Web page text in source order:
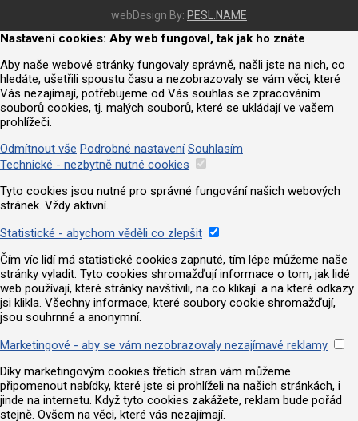
webDesign By: PESL.NAME
Nastavení cookies: Aby web fungoval, tak jak ho znáte
Aby naše webové stránky fungovaly správně, našli jste na nich, co
hledáte, ušetřili spoustu času a nezobrazovaly se vám věci, které
Vás nezajímají, potřebujeme od Vás souhlas se zpracováním
souborů cookies, tj. malých souborů, které se ukládají ve vašem
prohlížeči.
Odmítnout vše Podrobné nastavení Souhlasím
Technické - nezbytně nutné cookies
Tyto cookies jsou nutné pro správné fungování našich webových
stránek. Vždy aktivní.
Statistické - abychom věděli co zlepšit
Čím víc lidí má statistické cookies zapnuté, tím lépe můžeme naše
stránky vyladit. Tyto cookies shromažďují informace o tom, jak lidé
web používají, které stránky navštívili, na co klikají. a na které odkazy
jsi klikla. Všechny informace, které soubory cookie shromažďují,
jsou souhrnné a anonymní.
Marketingové - aby se vám nezobrazovaly nezajímavé reklamy
Díky marketingovým cookies třetích stran vám můžeme
připomenout nabídky, které jste si prohlíželi na našich stránkách, i
jinde na internetu. Když tyto cookies zakážete, reklam bude pořád
stejně. Ovšem na věci, které vás nezajímají.